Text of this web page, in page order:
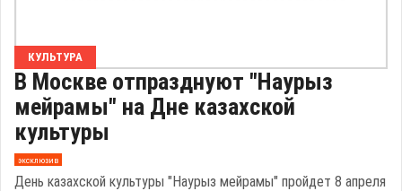
КУЛЬТУРА
В Москве отпразднуют "Наурыз
мейрамы" на Дне казахской
культуры
эксклюзив
День казахской культуры "Наурыз мейрамы" пройдет 8 апреля